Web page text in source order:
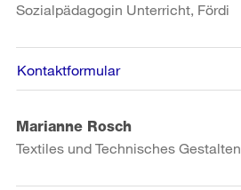
Sozialpädagogin Unterricht, Fördi
Kontaktformular
Marianne Rosch
Textiles und Technisches Gestalten